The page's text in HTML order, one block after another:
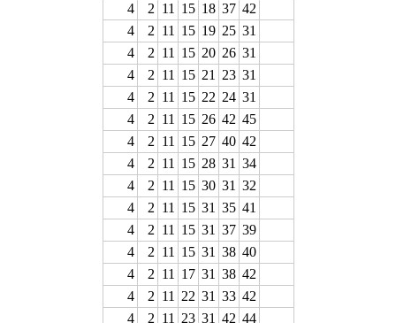
4
2 11 15 18 37 42
4
2 11 15 19 25 31
4
2 11 15 20 26 31
4
2 11 15 21 23 31
4
2 11 15 22 24 31
4
2 11 15 26 42 45
4
2 11 15 27 40 42
4
2 11 15 28 31 34
4
2 11 15 30 31 32
4
2 11 15 31 35 41
4
2 11 15 31 37 39
4
2 11 15 31 38 40
4
2 11 17 31 38 42
4
2 11 22 31 33 42
4
2 11 23 31 42 44